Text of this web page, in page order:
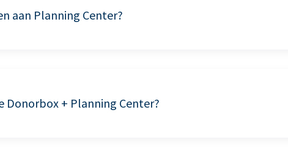
aan Planning Center?
Donorbox + Planning Center?